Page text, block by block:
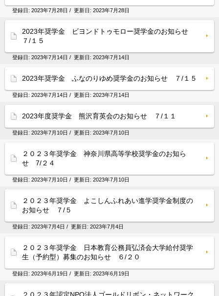
登録日: 2023年7月28日 / 更新日: 2023年7月28日
2023年奨学金 ビヨンドトゥモロー奨学金のお知らせ
７/１５
登録日: 2023年7月14日 / 更新日: 2023年7月14日
2023年奨学金 ふなのりゆめ奨学金のお知らせ ７/１５
登録日: 2023年7月14日 / 更新日: 2023年7月14日
2023年度奨学金 熊沢育英会のお知らせ ７/１１
登録日: 2023年7月10日 / 更新日: 2023年7月10日
２０２３年奨学金 神奈川県高等学校奨学金のお知ら
せ 7/２４
登録日: 2023年7月10日 / 更新日: 2023年7月10日
２０２３年奨学金 よこしんふれあい進学奨学金制度の
お知らせ ７/５
登録日: 2023年7月4日 / 更新日: 2023年7月4日
２０２３年奨学金 日本教育公務員弘済会大学給付奨学
生（予約型）募集のお知らせ ６/２０
登録日: 2023年6月19日 / 更新日: 2023年6月19日